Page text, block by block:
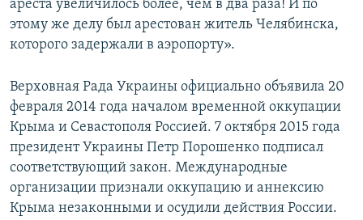
ареста увеличилось более, чем в два раза! И по
этому же делу был арестован житель Челябинска,
которого задержали в аэропорту».
Верховная Рада Украины официально объявила 20
февраля 2014 года началом временной оккупации
Крыма и Севастополя Россией. 7 октября 2015 года
президент Украины Петр Порошенко подписал
соответствующий закон. Международные
организации признали оккупацию и аннексию
Крыма незаконными и осудили действия России.